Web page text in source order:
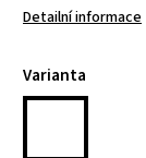
Detailní informace
Varianta